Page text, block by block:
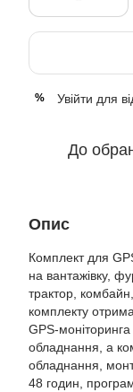
% Увійти для
До
Опис
Комплект для
на вантажівку,
трактор, комбайн,
комплекту
GPS-
обладнання, а
обладнання,
48 годин,